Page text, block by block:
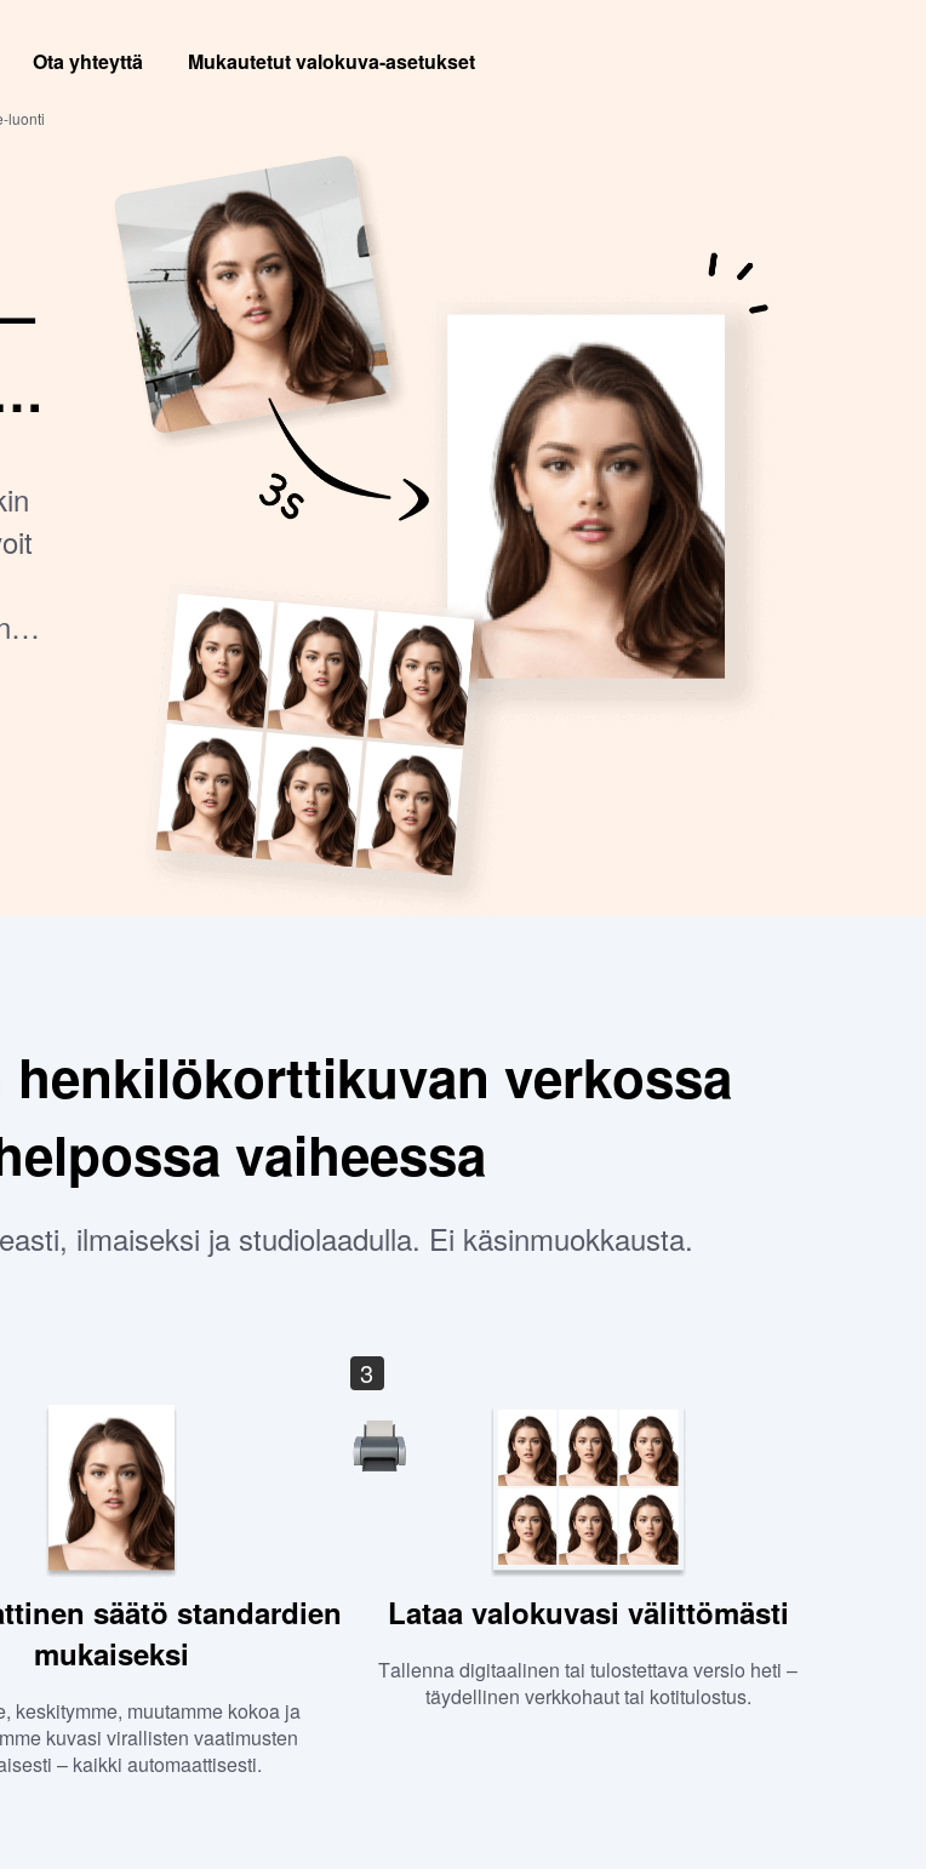
Ota yhteyttä Mukautetut valokuva-asetukset
luonti
verkossa
vaiheessa
ilmaiseksi ja studiolaadulla. Ei käsinmuokkausta.
säätö standardien
mukaiseksi
keskitymme, muutamme kokoa ja
kuvasi virallisten vaatimusten
– kaikki automaattisesti.
3
Lataa valokuvasi välittömästi
Tallenna digitaalinen tai tulostettava versio heti –
täydellinen verkkohaut tai kotitulostus.